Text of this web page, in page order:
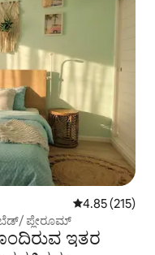
5 ರಲ್ಲಿ 4.85
4.85 (215)
ಪ್ಲೇರೂಮ್
ಇತರ